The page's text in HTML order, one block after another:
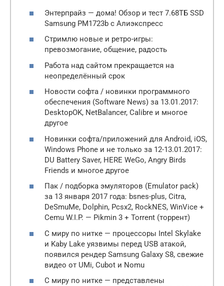
Энтерпрайз — дома! Обзор и тест 7.68ТБ SSD
Samsung PM1723b с Алиэкспресс
Стримлю новые и ретро-игры:
превозмогание, общение, радость
Работа над сайтом прекращается на
неопределённый срок
Новости софта / новинки программного
обеспечения (Software News) за 13.01.2017:
DesktopOK, NetBalancer, Calibre и многое
другое
Новинки софта/приложений для Android, iOS,
Windows Phone и не только за 12-13.01.2017:
DU Battery Saver, HERE WeGo, Angry Birds
Friends и многое другое
Пак / подборка эмуляторов (Emulator pack)
за 13 января 2017 года: bsnes-plus, Citra,
DeSmuMe, Dolphin, Pcsx2, RockNES, WinVice +
Cemu W.I.P. — Pikmin 3 + Torrent (торрент)
С миру по нитке — процессоры Intel Skylake
и Kaby Lake уязвимы перед USB атакой,
появился рендер Samsung Galaxy S8, свежие
видео от UMi, Cubot и Nomu
С миру по нитке — представлены